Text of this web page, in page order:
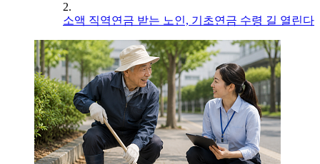
2.
소액 직역연금 받는 노인, 기초연금 수령 길 열린다